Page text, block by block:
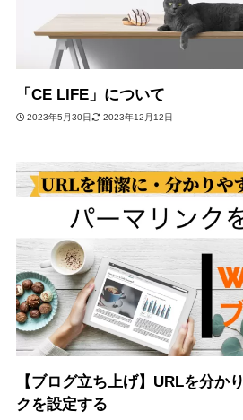
「CE LIFE」について
2023年5月30日 2023年12月12日
【ブログ立ち上げ】URLを分か
クを設定する